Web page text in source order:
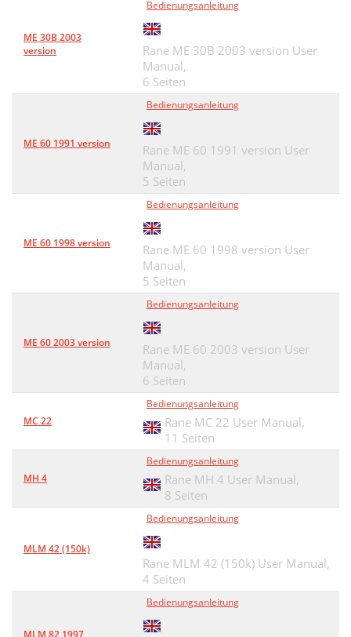
ME 30B 2003
version
Bedienungsanleitung
Rane ME 30B 2003 version User
Manual,
6 Seiten
ME 60 1991 version
Bedienungsanleitung
Rane ME 60 1991 version User
Manual,
5 Seiten
ME 60 1998 version
Bedienungsanleitung
Rane ME 60 1998 version User
Manual,
5 Seiten
ME 60 2003 version
Bedienungsanleitung
Rane ME 60 2003 version User
Manual,
6 Seiten
MC 22
Bedienungsanleitung
Rane MC 22 User Manual,
11 Seiten
MH 4
Bedienungsanleitung
Rane MH 4 User Manual,
8 Seiten
MLM 42 (150k)
Bedienungsanleitung
Rane MLM 42 (150k) User Manual,
4 Seiten
MLM 82 1997
Bedienungsanleitung